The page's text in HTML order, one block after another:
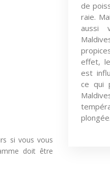
si vous vous
doit être
de
raie.
aussi
effet,
est
ce qui
plongée.